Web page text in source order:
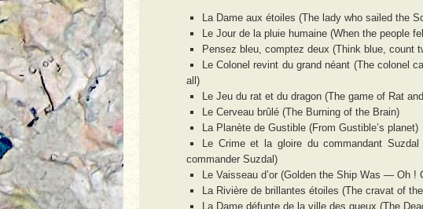
La Dame aux étoiles (The lady who sailed the
Le Jour de la pluie humaine (When the people
Pensez bleu, comptez deux (Think blue, count
Le Colonel revint du grand néant (The colonel
all)
Le Jeu du rat et du dragon (The game of Rat
Le Cerveau brûlé (The Burning of the Brain)
La Planète de Gustible (From Gustible’s planet)
Le Crime et la gloire du commandant
commander Suzdal)
Le Vaisseau d’or (Golden the Ship Was — Oh !
La Rivière de brillantes étoiles (The cravat of
La Dame défunte de la ville des gueux (The